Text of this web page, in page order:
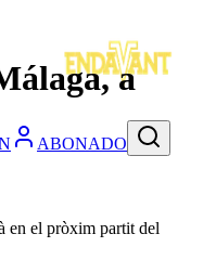
ABONADO
a
en el pròxim partit del